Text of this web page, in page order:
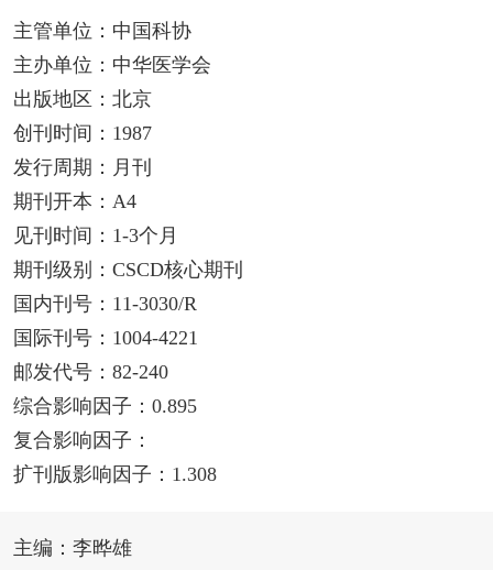
主管单位：中国科协
主办单位：中华医学会
出版地区：北京
创刊时间：1987
发行周期：月刊
期刊开本：A4
见刊时间：1-3个月
期刊级别：CSCD核心期刊
国内刊号：11-3030/R
国际刊号：1004-4221
邮发代号：82-240
综合影响因子：0.895
复合影响因子：
扩刊版影响因子：1.308
主编：李晔雄